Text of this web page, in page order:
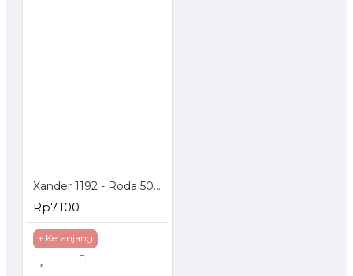
Xander 1192 - Roda 50mm Hidup Rem - Poliurethane - 2 inch
Rp7.100
+ Keranjang